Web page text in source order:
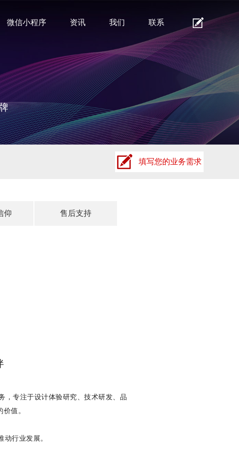
微信小程序 资讯 我们 联系
填写您的业务需求
仰 售后支持
，专注于设计体验研究、技术研发、品
价值。
行业发展。